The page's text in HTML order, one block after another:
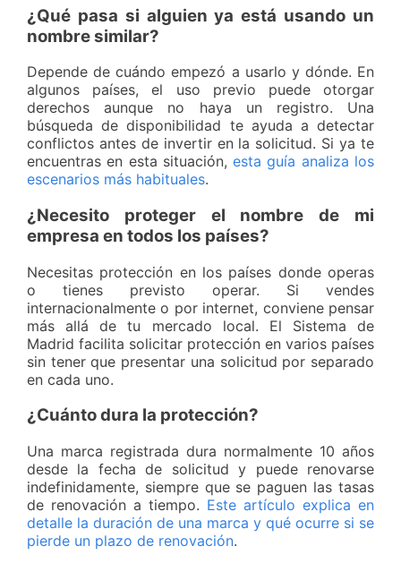
¿Qué pasa si alguien ya está usando un
nombre similar?
Depende de cuándo empezó a usarlo y dónde. En
algunos países, el uso previo puede otorgar
derechos aunque no haya un registro. Una
búsqueda de disponibilidad te ayuda a detectar
conflictos antes de invertir en la solicitud. Si ya te
encuentras en esta situación,esta guía analiza los
escenarios más habituales.
¿Necesito proteger el nombre de mi
empresa en todos los países?
Necesitas protección en los países donde operas
o tienes previsto operar. Si vendes
internacionalmente o por internet, conviene pensar
más allá de tu mercado local. El Sistema de
Madrid facilita solicitar protección en varios países
sin tener que presentar una solicitud por separado
en cada uno.
¿Cuánto dura la protección?
Una marca registrada dura normalmente 10 años
desde la fecha de solicitud y puede renovarse
indefinidamente, siempre que se paguen las tasas
de renovación a tiempo. Este artículo explica en
detalle la duración de una marca y qué ocurre si se
pierde un plazo de renovación.